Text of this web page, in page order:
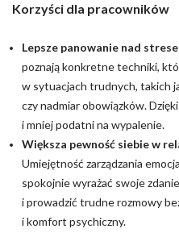
Korzyści dla pracowników
Lepsze panowanie nad
poznają konkretne techniki,
w sytuacjach trudnych, takich
czy nadmiar obowiązków.
i mniej podatni na wypalenie.
Większa pewność siebie w
Umiejętność zarządzania
spokojnie wyrażać swoje
i prowadzić trudne rozmowy
i komfort psychiczny.